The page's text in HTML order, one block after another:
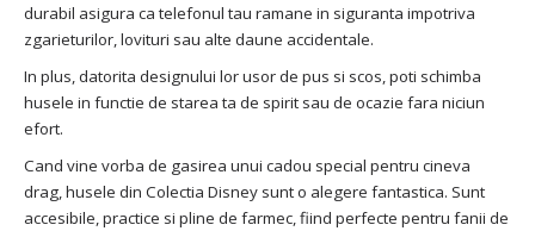
durabil asigura ca telefonul tau ramane in siguranta impotriva
zgarieturilor, lovituri sau alte daune accidentale.
In plus, datorita designului lor usor de pus si scos, poti schimba
husele in functie de starea ta de spirit sau de ocazie fara niciun
efort.
Cand vine vorba de gasirea unui cadou special pentru cineva
drag, husele din Colectia Disney sunt o alegere fantastica. Sunt
accesibile, practice si pline de farmec, fiind perfecte pentru fanii de